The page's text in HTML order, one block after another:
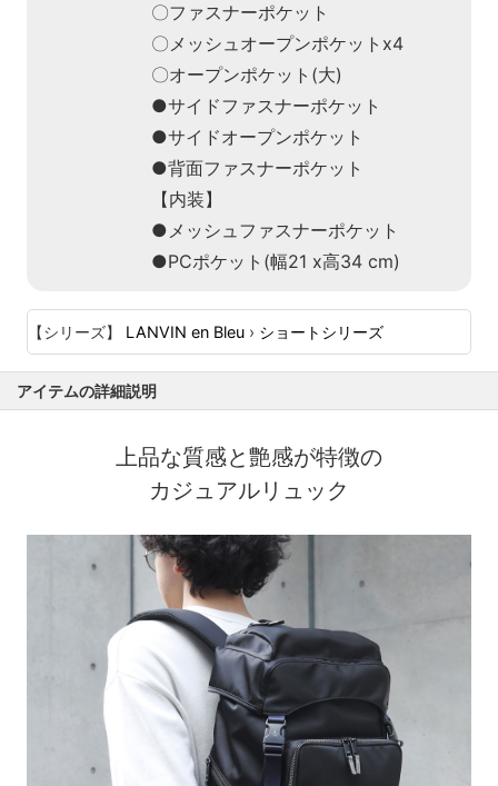
〇ファスナーポケット
〇メッシュオープンポケットx4
〇オープンポケット(大)
●サイドファスナーポケット
●サイドオープンポケット
●背面ファスナーポケット
【内装】
●メッシュファスナーポケット
●PCポケット(幅21 x高34 cm)
【シリーズ】 LANVIN en Bleu › ショートシリーズ
アイテムの詳細説明
上品な質感と艶感が特徴の
カジュアルリュック